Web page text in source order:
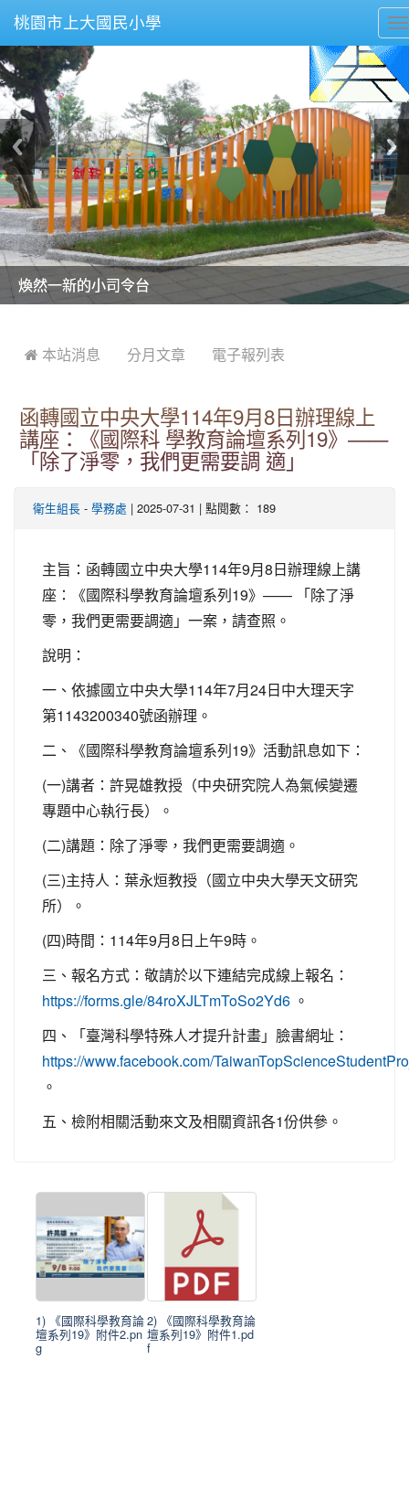
桃園市上大國民小學
美麗的操場是我們活力的來源
美麗的操場是我們活力的來源
煥然一新的小司令台
煥然一新的小司令台
富含桃園埤塘田園風光意象的中廊
富含桃園埤塘田園風光意象的中廊
嶄新的中庭廣場
嶄新的中庭廣場
水生池生生不息
水生池生生不息
 本站消息 分月文章 電子報列表
函轉國立中央大學114年9月8日辦理線上
講座：《國際科 學教育論壇系列19》——
「除了淨零，我們更需要調 適」
衛生組長 - 學務處 | 2025-07-31 | 點閱數： 189
主旨：函轉國立中央大學114年9月8日辦理線上講
座：《國際科學教育論壇系列19》—— 「除了淨
零，我們更需要調適」一案，請查照。
說明：
一、依據國立中央大學114年7月24日中大理天字
第1143200340號函辦理。
二、《國際科學教育論壇系列19》活動訊息如下：
(一)講者：許晃雄教授（中央研究院人為氣候變遷
專題中心執行長）。
(二)講題：除了淨零，我們更需要調適。
(三)主持人：葉永烜教授（國立中央大學天文研究
所）。
(四)時間：114年9月8日上午9時。
三、報名方式：敬請於以下連結完成線上報名：
https://forms.gle/84roXJLTmToSo2Yd6 。
四、「臺灣科學特殊人才提升計畫」臉書網址：
https://www.facebook.com/
。
五、檢附相關活動來文及相關資訊各1份供參。
1) 《國際科學教育論
壇系列19》附件2.pn
g
2) 《國際科學教育論
壇系列19》附件1.pd
f